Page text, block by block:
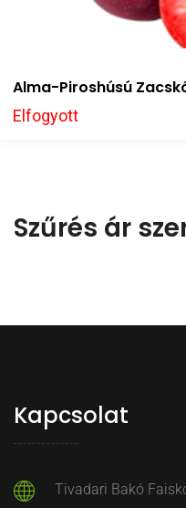
Alma-Piroshúsú
Elfogyott
Szűrés ár
Kapcsolat
Tivadari Bakó